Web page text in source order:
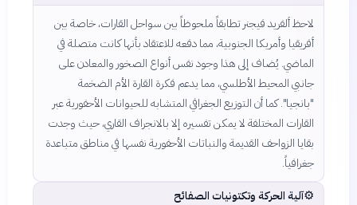
لاحظ ألفريد فيجنر تطابقاً ملحوظاً بين سواحل القارات، خاصة بين
أفريقيا وأمريكا الجنوبية، مما دفعه للاعتقاد بأنها كانت متصلة في
الماضي. يُضاف إلى هذا وجود نفس أنواع الصخور والمعادن على
جانبي المحيط الأطلسي، مما يدعم فكرة القارة الأم الضخمة
"بانجيا". كما أن التوزيع الجغرافي المتشابه للحيوانات الأحفورية عبر
القارات المختلفة لا يمكن تفسيره إلا بالانجراف القاري، حيث وجدت
بقايا الزواحف القديمة والنباتات الأحفورية نفسها في مناطق متباعدة
جغرافياً.
⚙️آلية الحركة وتكتونيات الصفائح